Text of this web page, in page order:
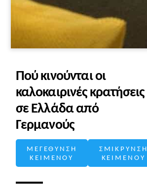
Πού κινούνται οι
καλοκαιρινές κρατήσεις
σε Ελλάδα από
Γερμανούς
ΜΕΓΕΘΥΝΣΗ
ΚΕΙΜΕΝΟΥ
ΣΜΙΚΡΥΝΣΗ
ΚΕΙΜΕΝΟΥ